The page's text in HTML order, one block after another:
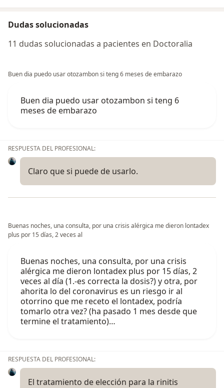
Dudas solucionadas
11 dudas solucionadas a pacientes en Doctoralia
Buen dia puedo usar otozambon si teng 6 meses de embarazo
Buen dia puedo usar otozambon si teng 6
meses de embarazo
RESPUESTA DEL PROFESIONAL:
Claro que si puede de usarlo.
Buenas noches, una consulta, por una crisis alérgica me dieron lontadex
plus por 15 días, 2 veces al
Buenas noches, una consulta, por una crisis
alérgica me dieron lontadex plus por 15 días, 2
veces al día (1.-es correcta la dosis?) y otra, por
ahorita lo del coronavirus es un riesgo ir al
otorrino que me receto el lontadex, podría
tomarlo otra vez? (ha pasado 1 mes desde que
termine el tratamiento)…
RESPUESTA DEL PROFESIONAL:
El tratamiento de elección para la rinitis